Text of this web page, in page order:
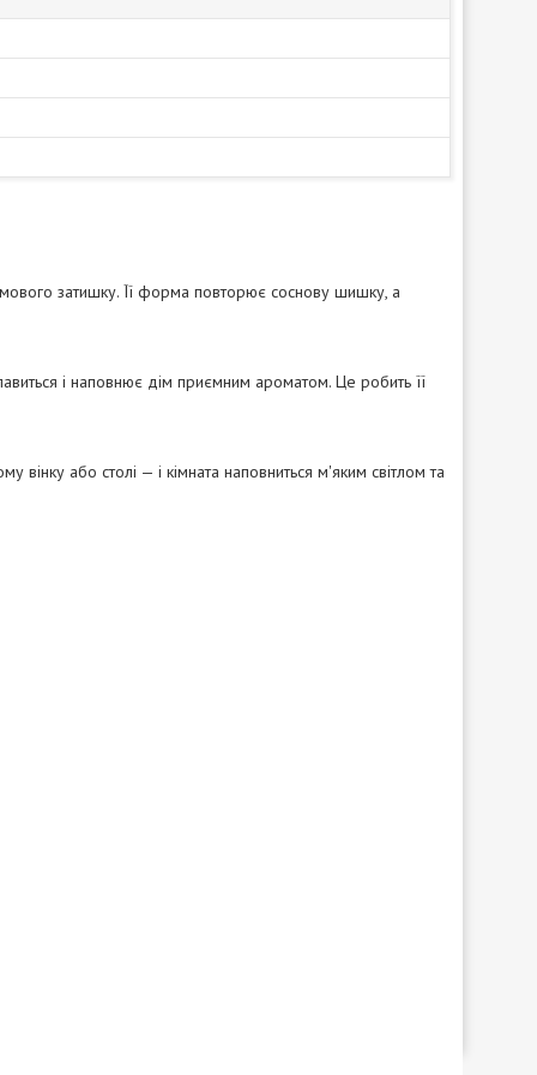
затишку. Її форма повторює соснову шишку, а
і наповнює дім приємним ароматом. Це робить її
вінку або столі — і кімната наповниться м'яким світлом та